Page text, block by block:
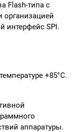
Flash-типа с
интерфейс SPI.
+85°С.
аппаратуры.